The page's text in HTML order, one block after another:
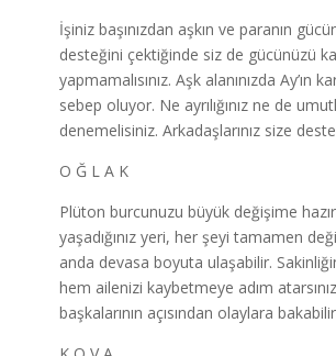
İşiniz başınızdan aşkın ve paranın
desteğini çektiğinde siz de gücünüzü
yapmamalısınız. Aşk alanınızda
sebep oluyor. Ne ayrılığınız ne de
denemelisiniz. Arkadaşlarınız size
O Ğ L A K
Plüton burcunuzu büyük değişime
yaşadığınız yeri, her şeyi tamamen
anda devasa boyuta ulaşabilir.
hem ailenizi kaybetmeye adım
başkalarının açısından olaylara